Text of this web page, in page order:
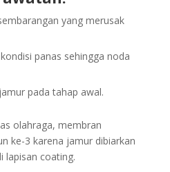
yang merusak
panas sehingga noda
pada tahap awal.
olahraga, membran
ke-3 karena jamur dibiarkan
lapisan coating.